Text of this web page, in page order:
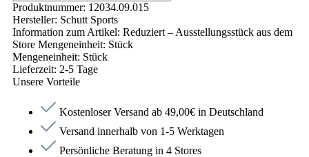
Produktnummer: 12034.09.015
Hersteller: Schutt Sports
Information zum Artikel: Reduziert – Ausstellungsstück aus dem
Store Mengeneinheit: Stück
Mengeneinheit: Stück
Lieferzeit: 2-5 Tage
Unsere Vorteile
Kostenloser Versand ab 49,00€ in Deutschland
Versand innerhalb von 1-5 Werktagen
Persönliche Beratung in 4 Stores